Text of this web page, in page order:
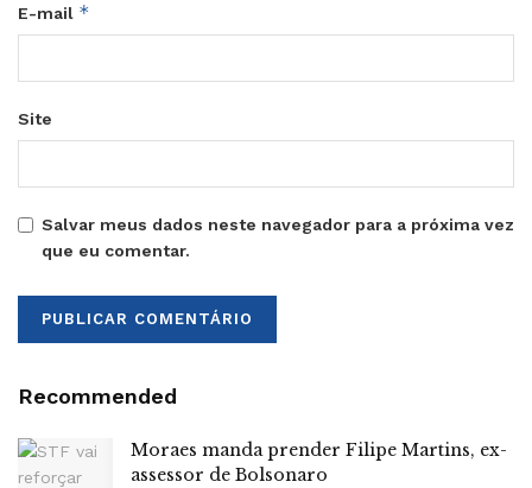
E-mail *
Site
Salvar meus dados neste navegador para a próxima vez
que eu comentar.
Recommended
Moraes manda prender Filipe Martins, ex-
assessor de Bolsonaro